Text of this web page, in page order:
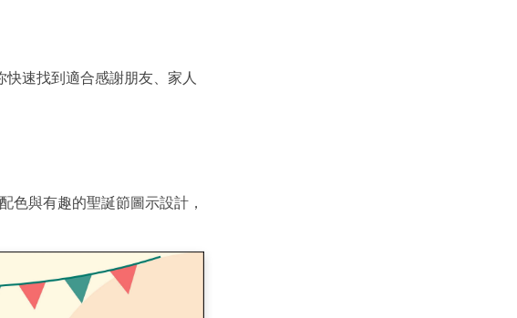
速找到適合感謝朋友、家人
色與有趣的聖誕節圖示設計，